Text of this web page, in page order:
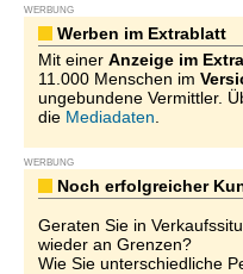
WERBUNG
Werben im Extrablatt
Mit einer Anzeige im
11.000 Menschen im
ungebundene Vermittler.
die Mediadaten
WERBUNG
Noch erfolgreicher
Geraten Sie in
wieder an Grenzen?
Wie Sie unterschiedliche